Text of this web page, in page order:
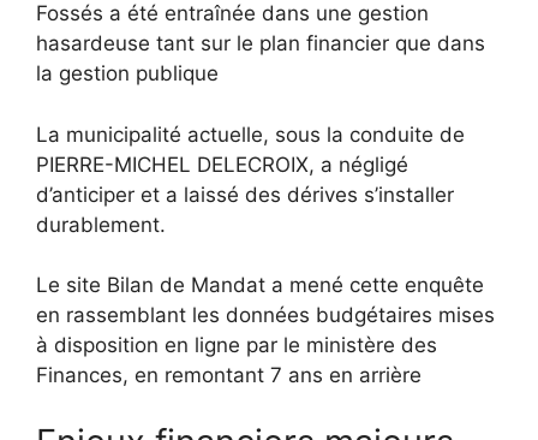
Fossés a été entraînée dans une gestion
hasardeuse tant sur le plan financier que dans
la gestion publique
La municipalité actuelle, sous la conduite de
PIERRE-MICHEL DELECROIX, a négligé
d’anticiper et a laissé des dérives s’installer
durablement.
Le site Bilan de Mandat a mené cette enquête
en rassemblant les données budgétaires mises
à disposition en ligne par le ministère des
Finances, en remontant 7 ans en arrière